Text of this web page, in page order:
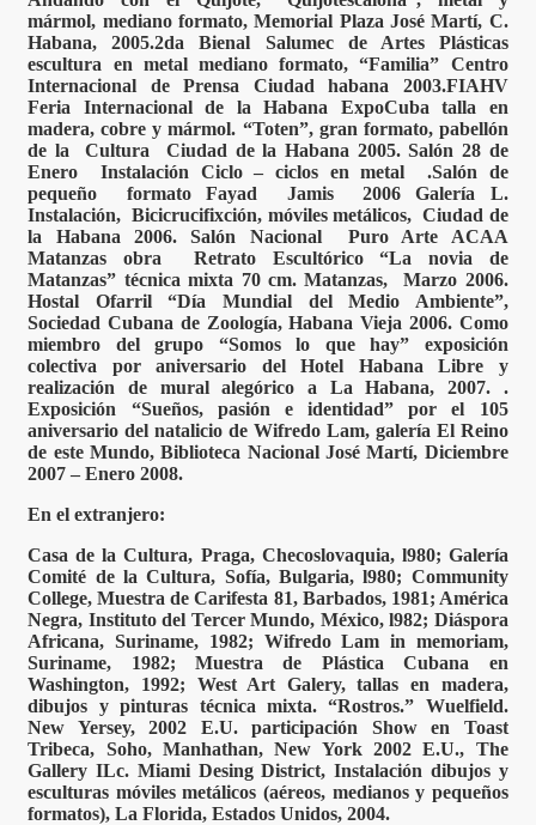
mármol, mediano formato, Memorial Plaza José Martí, C.
Habana, 2005.2da Bienal Salumec de Artes Plásticas
escultura en metal mediano formato, “Familia” Centro
Internacional de Prensa Ciudad habana 2003.FIAHV
Feria Internacional de la Habana ExpoCuba talla en
madera, cobre y mármol. “Toten”, gran formato, pabellón
de la Cultura Ciudad de la Habana 2005. Salón 28 de
Enero Instalación Ciclo – ciclos en metal .Salón de
pequeño formato Fayad Jamis 2006 Galería L.
Instalación, Bicicrucifixción, móviles metálicos, Ciudad de
la Habana 2006. Salón Nacional Puro Arte ACAA
Matanzas obra Retrato Escultórico “La novia de
Matanzas” técnica mixta 70 cm. Matanzas, Marzo 2006.
Hostal Ofarril “Día Mundial del Medio Ambiente”,
Sociedad Cubana de Zoología, Habana Vieja 2006. Como
miembro del grupo “Somos lo que hay” exposición
colectiva por aniversario del Hotel Habana Libre y
realización de mural alegórico a La Habana, 2007. .
Exposición “Sueños, pasión e identidad” por el 105
aniversario del natalicio de Wifredo Lam, galería El Reino
de este Mundo, Biblioteca Nacional José Martí, Diciembre
2007 – Enero 2008.
En el extranjero:
Casa de la Cultura, Praga, Checoslovaquia, l980; Galería
Comité de la Cultura, Sofía, Bulgaria, l980; Community
College, Muestra de Carifesta 81, Barbados, 1981; América
Negra, Instituto del Tercer Mundo, México, l982; Diáspora
Africana, Suriname, 1982; Wifredo Lam in memoriam,
Suriname, 1982; Muestra de Plástica Cubana en
Washington, 1992; West Art Galery, tallas en madera,
dibujos y pinturas técnica mixta. “Rostros.” Wuelfield.
New Yersey, 2002 E.U. participación Show en Toast
Tribeca, Soho, Manhathan, New York 2002 E.U., The
Gallery ILc. Miami Desing District, Instalación dibujos y
esculturas móviles metálicos (aéreos, medianos y pequeños
formatos), La Florida, Estados Unidos, 2004.